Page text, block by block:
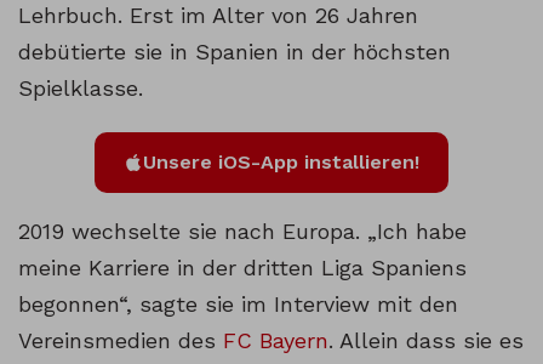
Lehrbuch. Erst im Alter von 26 Jahren
debütierte sie in Spanien in der höchsten
Spielklasse.
Unsere iOS-App installieren!
2019 wechselte sie nach Europa. „Ich habe
meine Karriere in der dritten Liga Spaniens
begonnen“, sagte sie im Interview mit den
Vereinsmedien des FC Bayern. Allein dass sie es